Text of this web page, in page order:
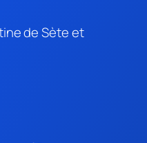
de Sète et